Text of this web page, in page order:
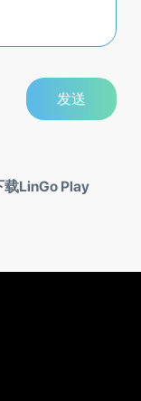
载LinGo Play